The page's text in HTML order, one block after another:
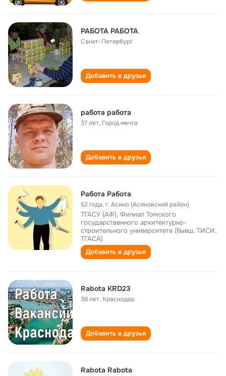
РАБОТА РАБОТА
Санкт-Петербург
Добавить в друзья
работа работа
37 лет, Город мечта
Добавить в друзья
Работа Работа
52 года,г. Асино (Асиновский район)
ТГАСУ (АФ), Филиал Томского
государственного архитектурно-
строительного университета (бывш. ТИСИ,
ТГАСА)
Добавить в друзья
Rabota KRD23
36 лет, Краснодар
Добавить в друзья
Rabota Rabota